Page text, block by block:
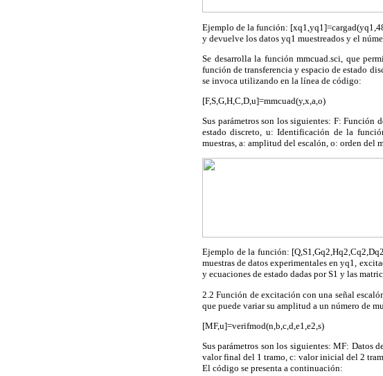
Ejemplo de la función:
y devuelve los datos yq1 muestreados y el
Se desarrolla la función mmcuad.sci, que
función de transferencia y espacio de estado
se invoca utilizando en la línea de código:
[F,S,G,H,C,D,u]=mmcuad(y,x,a,o)
Sus parámetros son los siguientes: F: Función
estado discreto, u: Identificación de la
muestras, a: amplitud del escalón, o: orden del
Ejemplo de la función:
muestras de datos experimentales en yq1,
y ecuaciones de estado dadas por S1 y las
2.2 Función de excitación con una señal
que puede variar su amplitud a un número de
[MF,u]=verifmod(n,b,c,d,e1,e2,s)
Sus parámetros son los siguientes: MF: Datos
valor final del 1 tramo, c: valor inicial del 2
El código se presenta a continuación: